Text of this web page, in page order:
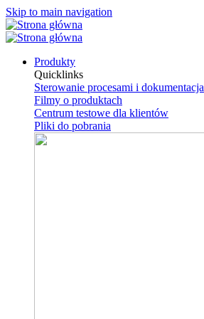
Skip to main navigation
Produkty
Quicklinks
Sterowanie procesami i dokumentacja
Filmy o produktach
Centrum testowe dla klientów
Pliki do pobrania